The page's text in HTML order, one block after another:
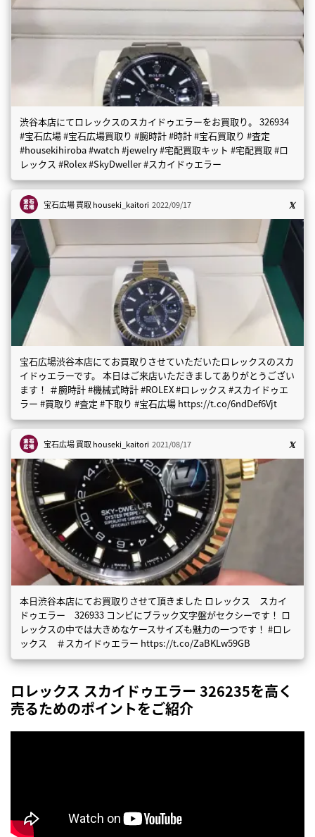
渋谷本店にてロレックスのスカイドゥエラーをお買取り。 326934
#宝石広場 #宝石広場買取り #腕時計 #時計 #宝石買取り #査定
#housekihiroba #watch #jewelry #宅配買取キット #宅配買取 #ロ
レックス #Rolex #SkyDweller #スカイドゥエラー
宝石広場 買取houseki_kaitori 2022/09/17
宝石広場渋谷本店にてお買取りさせていただいたロレックスのスカ
イドゥエラーです。 本日はご来店いただきましてありがとうござい
ます！ ＃腕時計 #機械式時計 #ROLEX #ロレックス #スカイドゥエ
ラー #買取り #査定 #下取り #宝石広場 https://t.co/6ndDef6Vjt
宝石広場 買取houseki_kaitori 2021/08/17
本日渋谷本店にてお買取りさせて頂きました ロレックス スカイ
ドゥエラー 326933 コンビにブラック文字盤がセクシーです！ ロ
レックスの中では大きめなケースサイズも魅力の一つです！ #ロレ
ックス ＃スカイドゥエラー https://t.co/ZaBKLw59GB
ロレックス スカイドゥエラー 326235を高く
売るためのポイントをご紹介